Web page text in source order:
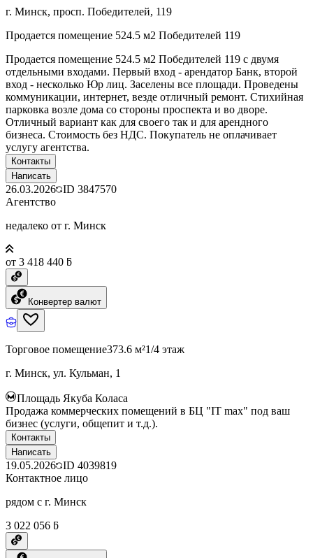
г. Минск, просп. Победителей, 119
Продается помещение 524.5 м2 Победителей 119
Продается помещение 524.5 м2 Победителей 119 с двумя
отдельными входами. Первый вход - арендатор Банк, второй
вход - несколько Юр лиц. Заселены все площади. Проведены
коммуникации, интернет, везде отличный ремонт. Стихийная
парковка возле дома со стороны проспекта и во дворе.
Отличный вариант как для своего так и для арендного
бизнеса. Стоимость без НДС. Покупатель не оплачивает
услугу агентства.
Контакты
Написать
26.03.2026 ID 3847570
Агентство
недалеко от г. Минск
от 3 418 440 ƃ
Конвертер валют
Торговое помещение373.6 м²1/4 этаж
г. Минск, ул. Кульман, 1
Площадь Якуба Коласа
Продажа коммерческих помещений в БЦ "IT max" под ваш
бизнес (услуги, общепит и т.д.).
Контакты
Написать
19.05.2026 ID 4039819
Контактное лицо
рядом с г. Минск
3 022 056 ƃ